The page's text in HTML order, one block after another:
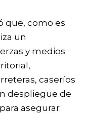
que, como es
un
y medios
caseríos
despliegue de
asegurar